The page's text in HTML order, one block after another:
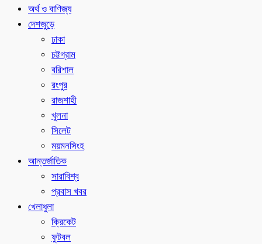
অর্থ ও বাণিজ্য
দেশজুড়ে
ঢাকা
চট্টগ্রাম
বরিশাল
রংপুর
রাজশাহী
খুলনা
সিলেট
ময়মনসিংহ
আন্তর্জাতিক
সারাবিশ্ব
প্রবাস খবর
খেলাধুলা
ক্রিকেট
ফুটবল